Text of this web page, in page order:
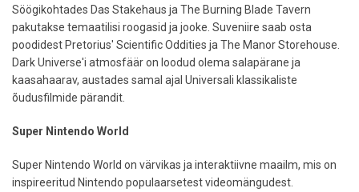
Söögikohtades Das Stakehaus ja The Burning Blade Tavern
pakutakse temaatilisi roogasid ja jooke. Suveniire saab osta
poodidest Pretorius' Scientific Oddities ja The Manor Storehouse.
Dark Universe'i atmosfäär on loodud olema salapärane ja
kaasahaarav, austades samal ajal Universali klassikaliste
õudusfilmide pärandit.
Super Nintendo World
Super Nintendo World on värvikas ja interaktiivne maailm, mis on
inspireeritud Nintendo populaarsetest videomängudest.